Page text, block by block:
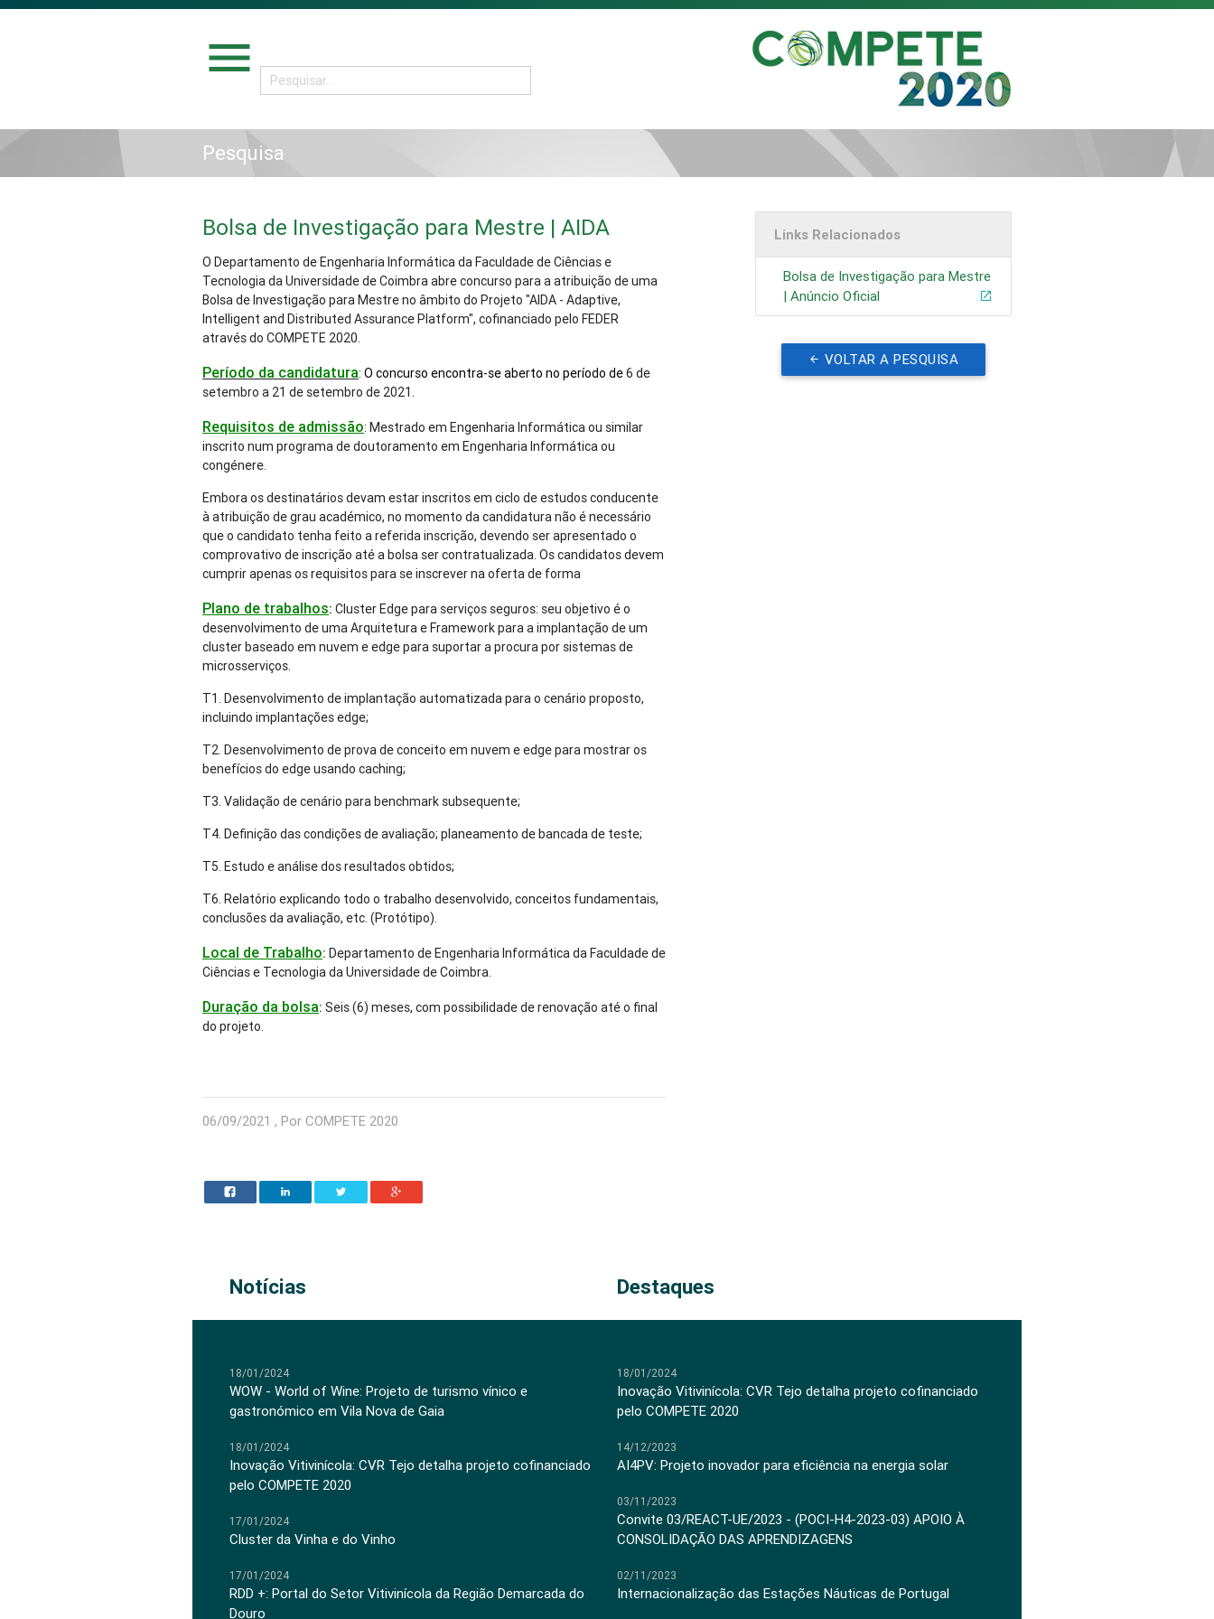
menu
Pesquisa
Bolsa de Investigação para Mestre | AIDA
O Departamento de Engenharia Informática da Faculdade de Ciências e
Tecnologia da Universidade de Coimbra abre concurso para a atribuição de uma
Bolsa de Investigação para Mestre no âmbito do Projeto "AIDA - Adaptive,
Intelligent and Distributed Assurance Platform", cofinanciado pelo FEDER
através do COMPETE 2020.
Período da candidatura:O concurso encontra-se aberto no período de6 de
setembro a 21 de setembro de 2021.
Requisitos de admissão: Mestrado em Engenharia Informática ou similar
inscrito num programa de doutoramento em Engenharia Informática ou
congénere.
Embora os destinatários devam estar inscritos em ciclo de estudos conducente
à atribuição de grau académico, no momento da candidatura não é necessário
que o candidato tenha feito a referida inscrição, devendo ser apresentado o
comprovativo de inscrição até a bolsa ser contratualizada. Os candidatos devem
cumprir apenas os requisitos para se inscrever na oferta de forma
Plano de trabalhos:Cluster Edge para serviços seguros: seu objetivo é o
desenvolvimento de uma Arquitetura e Framework para a implantação de um
cluster baseado em nuvem e edge para suportar a procura por sistemas de
microsserviços.
T1. Desenvolvimento de implantação automatizada para o cenário proposto,
incluindo implantações edge;
T2. Desenvolvimento de prova de conceito em nuvem e edge para mostrar os
benefícios do edge usando caching;
T3. Validação de cenário para benchmark subsequente;
T4. Definição das condições de avaliação; planeamento de bancada de teste;
T5. Estudo e análise dos resultados obtidos;
T6. Relatório explicando todo o trabalho desenvolvido, conceitos fundamentais,
conclusões da avaliação, etc. (Protótipo).
Local de Trabalho:Departamento de Engenharia Informática da Faculdade de
Ciências e Tecnologia da Universidade de Coimbra.
Duração da bolsa:Seis (6) meses, com possibilidade de renovação até o final
do projeto.
06/09/2021 , Por COMPETE 2020
Links Relacionados
Bolsa de Investigação para Mestre
| Anúncio Oficial
VOLTAR A PESQUISA
Notícias Destaques
18/01/2024
WOW - World of Wine: Projeto de turismo vínico e
gastronómico em Vila Nova de Gaia
18/01/2024
Inovação Vitivinícola: CVR Tejo detalha projeto cofinanciado
pelo COMPETE 2020
17/01/2024
Cluster da Vinha e do Vinho
17/01/2024
RDD +: Portal do Setor Vitivinícola da Região Demarcada do
Douro
18/01/2024
Inovação Vitivinícola: CVR Tejo detalha projeto cofinanciado
pelo COMPETE 2020
14/12/2023
AI4PV: Projeto inovador para eficiência na energia solar
03/11/2023
Convite 03/REACT-UE/2023 - (POCI-H4-2023-03) APOIO À
CONSOLIDAÇÃO DAS APRENDIZAGENS
02/11/2023
Internacionalização das Estações Náuticas de Portugal